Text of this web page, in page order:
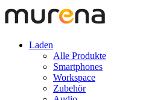
Laden
Alle Produkte
Smartphones
Workspace
Zubehör